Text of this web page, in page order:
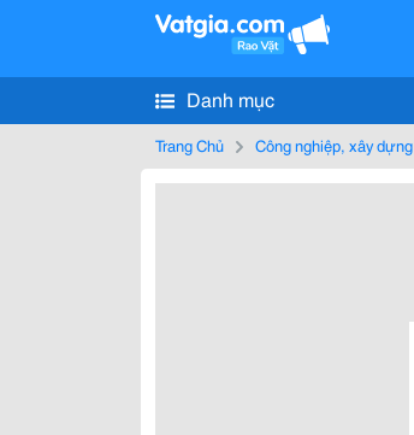
Danh mục
Trang Chủ Công nghiệp, xây dựng